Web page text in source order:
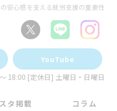
安心感を支える就労支援の重要性
YouTube
18:00 [定休日] 土曜日・日曜日
タ掲載 コラム